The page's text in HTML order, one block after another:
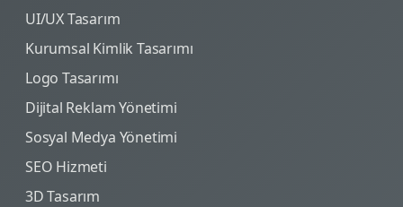
UI/UX Tasarım
Kurumsal Kimlik Tasarımı
Logo Tasarımı
Dijital Reklam Yönetimi
Sosyal Medya Yönetimi
SEO Hizmeti
3D Tasarım